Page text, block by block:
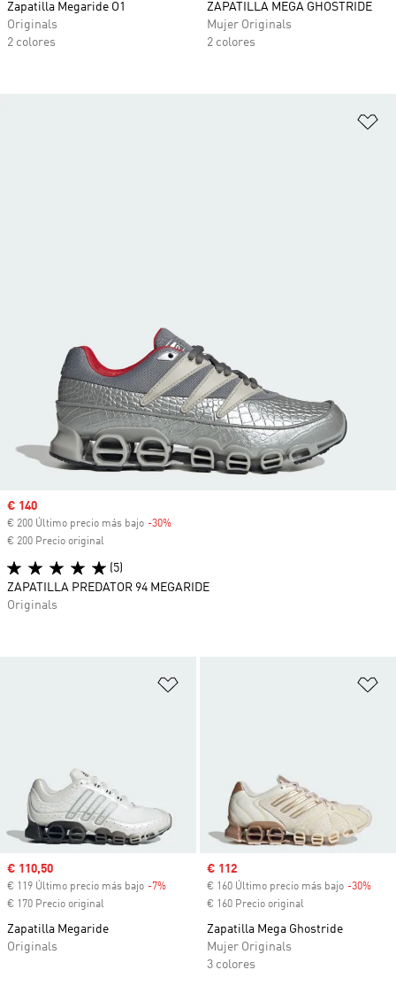
Zapatilla Megaride O1
Originals
2 colores
ZAPATILLA MEGA GHOSTRIDE
Mujer Originals
2 colores
Precio de venta
€ 110,50
€ 119 Último precio más bajo -7% Descuento
€ 170 Precio original
Zapatilla Megaride
Originals
Precio de venta
€ 112
€ 160 Último precio más bajo -30%
€ 160 Precio original
Zapatilla Mega Ghostride
Mujer Originals
3 colores
Precio de venta
€ 140
€ 200 Último precio más bajo -30%
€ 200 Precio original
(5)
ZAPATILLA PREDATOR 94 MEGARIDE
Originals